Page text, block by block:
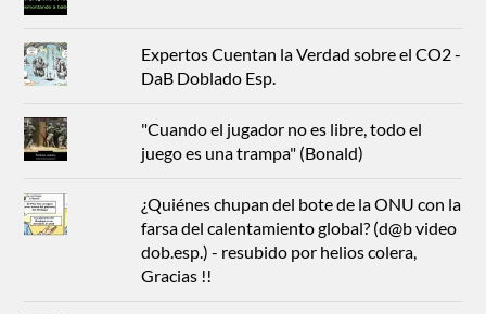
Expertos Cuentan la Verdad sobre el CO2 -
DaB Doblado Esp.
"Cuando el jugador no es libre, todo el
juego es una trampa" (Bonald)
¿Quiénes chupan del bote de la ONU con la
farsa del calentamiento global? (d@b video
dob.esp.) - resubido por helios colera,
Gracias !!